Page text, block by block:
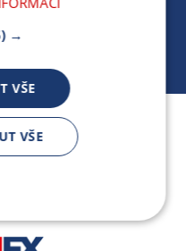
a členem Asociace
energií.
→
VŠE
VŠE
Výkonnostní